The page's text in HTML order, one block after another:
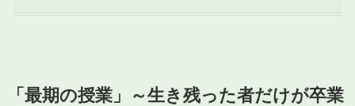
「最期の授業」～生き残った者だけが卒業